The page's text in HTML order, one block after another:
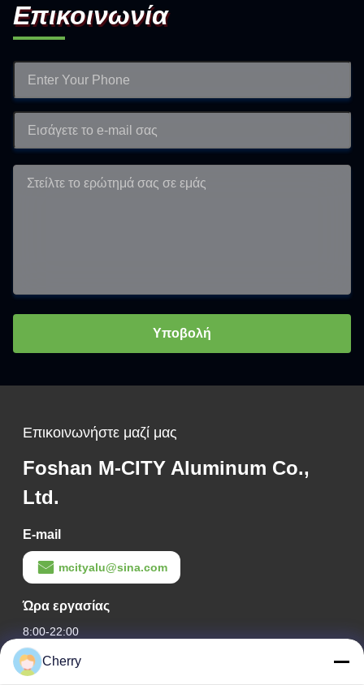
Επικοινωνία
Υποβολή
Επικοινωνήστε μαζί μας
Foshan M-CITY Aluminum Co.,
Ltd.
E-mail
mcityalu@sina.com
Ώρα εργασίας
8:00-22:00
Η διεύθυνσή μας
Cherry